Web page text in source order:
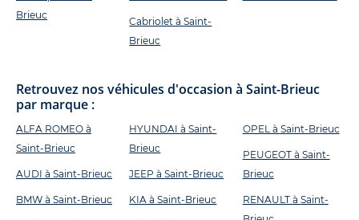
Brieuc
Cabriolet à Saint-
Brieuc
Retrouvez nos véhicules d'occasion à Saint-Brieuc
par marque :
ALFA ROMEO à
Saint-Brieuc
AUDI à Saint-Brieuc
BMW à Saint-Brieuc
HYUNDAI à Saint-
Brieuc
JEEP à Saint-Brieuc
KIA à Saint-Brieuc
OPEL à Saint-Brieuc
PEUGEOT à Saint-
Brieuc
RENAULT à Saint-